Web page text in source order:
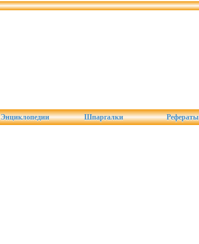
Энциклопедии Шпаргалки Рефераты